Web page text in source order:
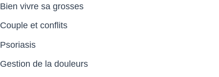
Bien vivre sa grosses
Couple et conflits
Psoriasis
Gestion de la douleurs